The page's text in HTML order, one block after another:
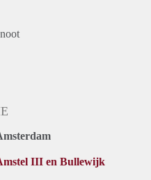
III en Bullewijk